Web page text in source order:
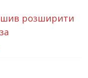
розширити